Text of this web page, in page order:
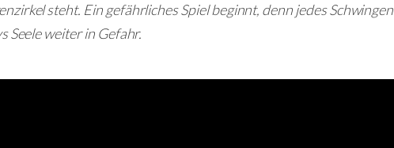
steht. Ein gefährliches Spiel beginnt, denn jedes Schwingen
Seele weiter in Gefahr.